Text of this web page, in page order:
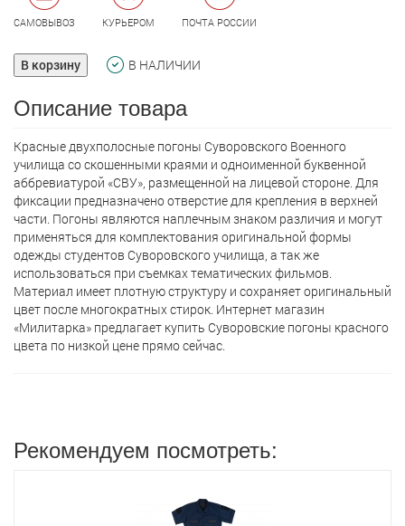
САМОВЫВОЗ КУРЬЕРОМ ПОЧТА РОССИИ
В корзину В НАЛИЧИИ
Описание товара
Красные двухполосные погоны Суворовского Военного
училища со скошенными краями и одноименной буквенной
аббревиатурой «СВУ», размещенной на лицевой стороне. Для
фиксации предназначено отверстие для крепления в верхней
части. Погоны являются наплечным знаком различия и могут
применяться для комплектования оригинальной формы
одежды студентов Суворовского училища, а так же
использоваться при съемках тематических фильмов.
Материал имеет плотную структуру и сохраняет оригинальный
цвет после многократных стирок. Интернет магазин
«Милитарка» предлагает кyпить Суворовские погоны красного
цвета по низкой цене прямо сейчас.
Рекомендуем посмотреть: